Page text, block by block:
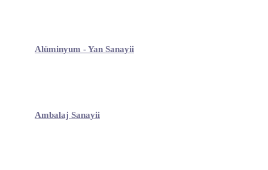
Alüminyum - Yan Sanayii
Ambalaj Sanayii